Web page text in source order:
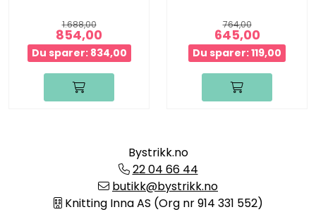
1.688,00
854,00
Du sparer: 834,00
764,00
645,00
Du sparer: 119,00
Bystrikk.no
22 04 66 44
butikk@bystrikk.no
Knitting Inna AS (Org nr 914 331 552)